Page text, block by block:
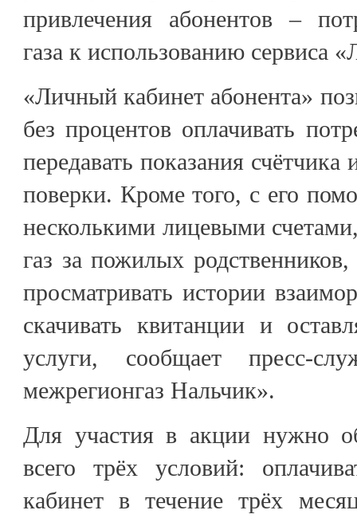
привлечения абонентов –
газа к использованию сервиса
«Личный кабинет абонента»
без процентов оплачивать
передавать показания счётчика
поверки. Кроме того, с его
несколькими лицевыми
газ за пожилых родственников,
просматривать истории
скачивать квитанции и
услуги, сообщает пресс-
межрегионгаз Нальчик».
Для участия в акции нужно
всего трёх условий:
кабинет в течение трёх